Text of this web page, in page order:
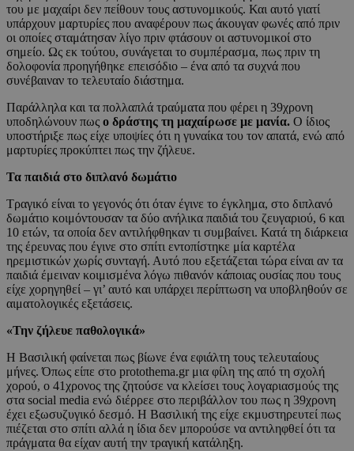
του με μαχαίρι δεν πείθουν τους αστυνομικούς. Και αυτό γιατί
υπάρχουν μαρτυρίες που αναφέρουν πως άκουγαν φωνές από πριν
οι οποίες σταμάτησαν λίγο πριν φτάσουν οι αστυνομικοί στο
σημείο. Ως εκ τούτου, συνάγεται το συμπέρασμα, πως πριν τη
δολοφονία προηγήθηκε επεισόδιο – ένα από τα συχνά που
συνέβαιναν το τελευταίο διάστημα.
Παράλληλα και τα πολλαπλά τραύματα που φέρει η 39χρονη
υποδηλώνουν πως ο δράστης τη μαχαίρωσε με μανία. Ο ίδιος
υποστήριξε πως είχε υποψίες ότι η γυναίκα του τον απατά, ενώ από
μαρτυρίες προκύπτει πως την ζήλευε.
Τα παιδιά στο διπλανό δωμάτιο
Τραγικό είναι το γεγονός ότι όταν έγινε το έγκλημα, στο διπλανό
δωμάτιο κοιμόντουσαν τα δύο ανήλικα παιδιά του ζευγαριού, 6 και
10 ετών, τα οποία δεν αντιλήφθηκαν τι συμβαίνει. Κατά τη διάρκεια
της έρευνας που έγινε στο σπίτι εντοπίστηκε μία καρτέλα
ηρεμιστικών χωρίς συνταγή. Αυτό που εξετάζεται τώρα είναι αν τα
παιδιά έμειναν κοιμισμένα λόγω πιθανόν κάποιας ουσίας που τους
είχε χορηγηθεί – γι’ αυτό και υπάρχει περίπτωση να υποβληθούν σε
αιματολογικές εξετάσεις.
«Την ζήλευε παθολογικά»
Η Βασιλική φαίνεται πως βίωνε ένα εφιάλτη τους τελευταίους
μήνες. Όπως είπε στο protothema.gr μια φίλη της από τη σχολή
χορού, ο 41χρονος της ζητούσε να κλείσει τους λογαριασμούς της
στα social media ενώ διέρρεε στο περιβάλλον του πως η 39χρονη
έχει εξωσυζυγικό δεσμό. Η Βασιλική της είχε εκμυστηρευτεί πως
πιέζεται στο σπίτι αλλά η ίδια δεν μπορούσε να αντιληφθεί ότι τα
πράγματα θα είχαν αυτή την τραγική κατάληξη.